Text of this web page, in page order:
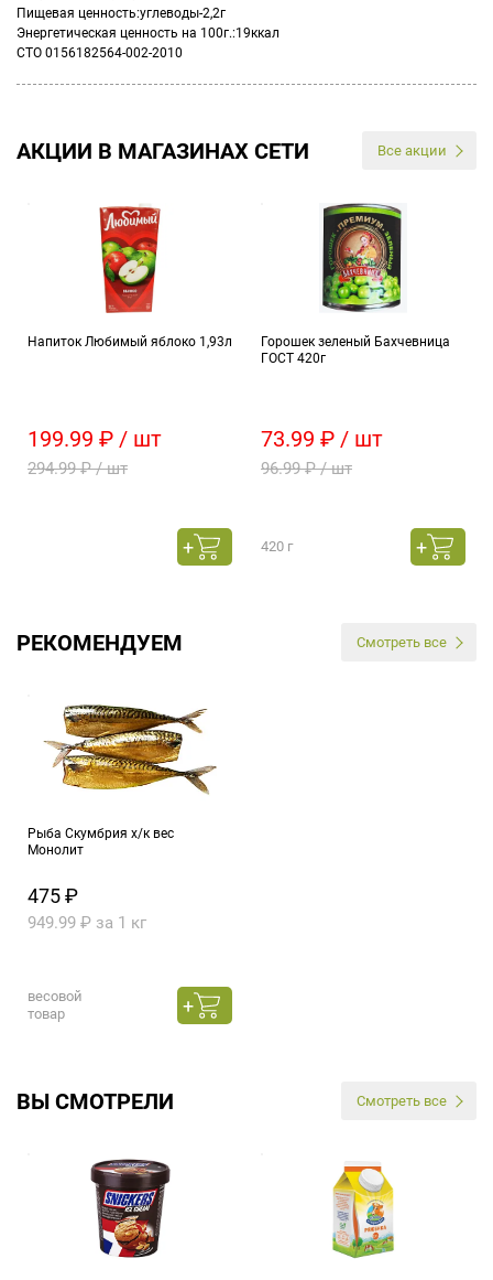
Пищевая ценность:углеводы-2,2г
Энергетическая ценность на 100г.:19ккал
СТО 0156182564-002-2010
АКЦИИ В МАГАЗИНАХ СЕТИ Все акции
Напиток Любимый яблоко 1,93л
199.99 ₽ / шт
294.99 ₽ / шт
Горошек зеленый Бахчевница
ГОСТ 420г
73.99 ₽ / шт
96.99 ₽ / шт
420 г
РЕКОМЕНДУЕМ Смотреть все
Рыба Скумбрия х/к вес
Монолит
475 ₽
949.99 ₽ за 1 кг
весовой
товар
ВЫ СМОТРЕЛИ Смотреть все